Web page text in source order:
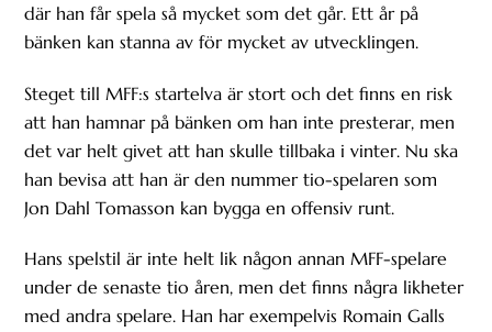
där han får spela så mycket som det går. Ett år på
bänken kan stanna av för mycket av utvecklingen.
Steget till MFF:s startelva är stort och det finns en risk
att han hamnar på bänken om han inte presterar, men
det var helt givet att han skulle tillbaka i vinter. Nu ska
han bevisa att han är den nummer tio-spelaren som
Jon Dahl Tomasson kan bygga en offensiv runt.
Hans spelstil är inte helt lik någon annan MFF-spelare
under de senaste tio åren, men det finns några likheter
med andra spelare. Han har exempelvis Romain Galls